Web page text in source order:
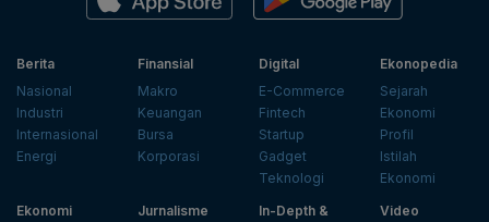
Berita
Nasional
Industri
Internasional
Energi
Finansial
Makro
Keuangan
Bursa
Korporasi
Digital
E-Commerce
Fintech
Startup
Gadget
Teknologi
Ekonopedia
Sejarah
Ekonomi
Profil
Istilah
Ekonomi
Ekonomi
Jurnalisme
In-Depth &
Video